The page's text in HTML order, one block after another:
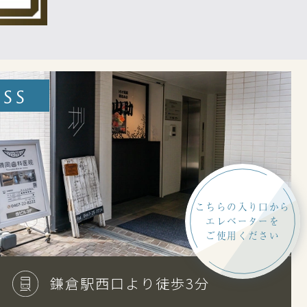
こちらの入り口から
エレベーターを
ご使用ください
鎌倉駅西口より徒歩3分